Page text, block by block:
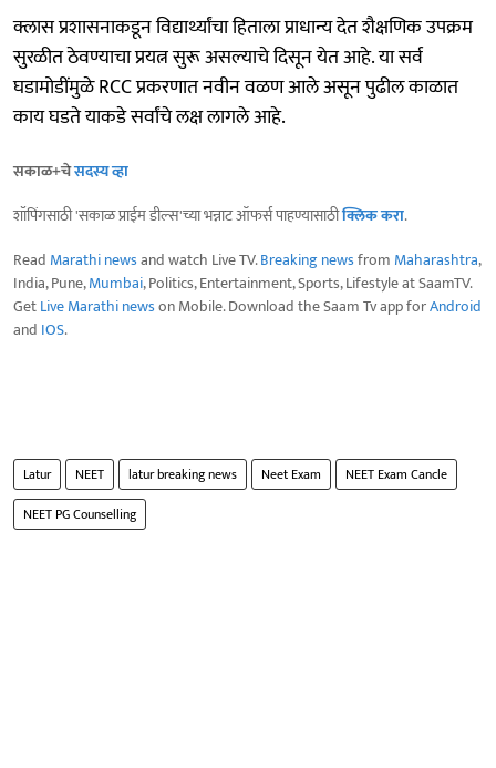
क्लास प्रशासनाकडून विद्यार्थ्यांचा हिताला प्राधान्य देत शैक्षणिक उपक्रम
सुरळीत ठेवण्याचा प्रयत्न सुरू असल्याचे दिसून येत आहे. या सर्व
घडामोडींमुळे RCC प्रकरणात नवीन वळण आले असून पुढील काळात
काय घडते याकडे सर्वांचे लक्ष लागले आहे.
सकाळ+चेसदस्य व्हा
शॉपिंगसाठी 'सकाळ प्राईम डील्स'च्या भन्नाट ऑफर्स पाहण्यासाठीक्लिक करा.
Read Marathi newsand watch Live TV.Breaking newsfrom Maharashtra,
India, Pune,Mumbai, Politics, Entertainment, Sports, Lifestyle at SaamTV.
GetLive Marathi newson Mobile. Download the Saam Tv app forAndroid
and IOS.
Latur NEET latur breaking news Neet Exam
NEET Exam Cancle
NEET PG Counselling